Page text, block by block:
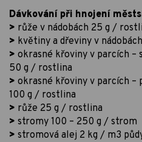
Dávkování při hnojení
> růže v nádobách 25 g /
> květiny a dřeviny v
> okrasné křoviny v parcích –
50 g / rostlina
> okrasné křoviny v parcích
100 g / rostlina
> růže 25 g / rostlina
> stromy 100 – 250 g / strom
> stromová alej 2 kg / m3